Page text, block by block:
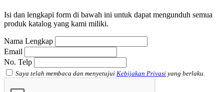
Isi dan lengkapi form di bawah ini untuk dapat mengunduh semua
produk katalog yang kami miliki.
Nama Lengkap
Email
No. Telp
Saya telah membaca dan menyetujui Kebijakan Privasi yang berlaku.